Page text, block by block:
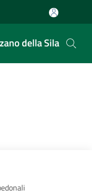
della Sila